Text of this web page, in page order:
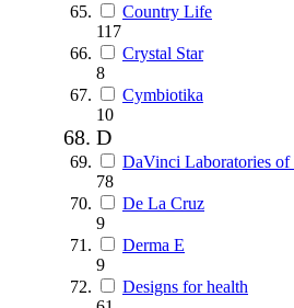
Country Life
117
Crystal Star
8
Cymbiotika
10
D
DaVinci Laboratories of
78
De La Cruz
9
Derma E
9
Designs for health